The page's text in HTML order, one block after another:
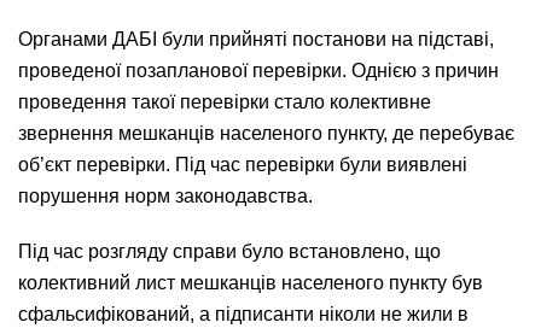
Органами ДАБІ були прийняті постанови на підставі,
проведеної позапланової перевірки. Однією з причин
проведення такої перевірки стало колективне
звернення мешканців населеного пункту, де перебуває
об’єкт перевірки. Під час перевірки були виявлені
порушення норм законодавства.
Під час розгляду справи було встановлено, що
колективний лист мешканців населеного пункту був
сфальсифікований, а підписанти ніколи не жили в